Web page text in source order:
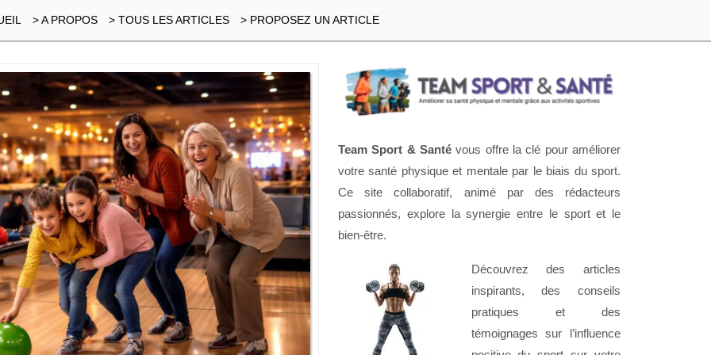
> A PROPOS > TOUS LES ARTICLES > PROPOSEZ UN ARTICLE
Team Sport & Santé vous offre la clé pour améliorer
votre santé physique et mentale par le biais du sport.
Ce site collaboratif, animé par des rédacteurs
passionnés, explore la synergie entre le sport et le
bien-être.
Découvrez des articles
inspirants, des conseils
pratiques et des
témoignages sur l’influence